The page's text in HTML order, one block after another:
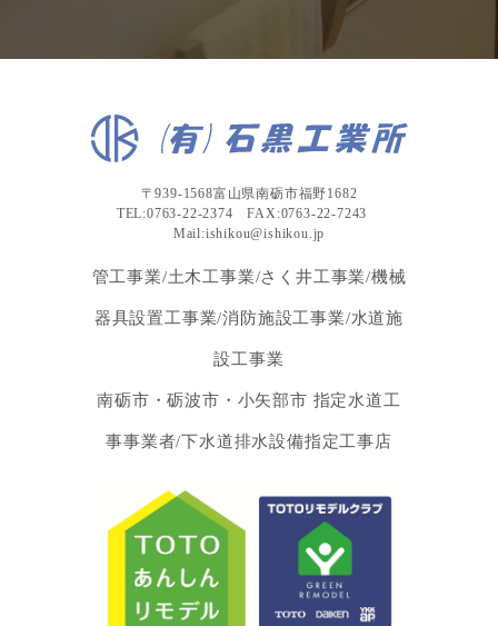
〒939-1568富山県南砺市福野1682
TEL:0763-22-2374 FAX:0763-22-7243
Mail:ishikou@ishikou.jp
管工事業/土木工事業/さく井工事業/機械
器具設置工事業/消防施設工事業/水道施
設工事業
南砺市・砺波市・小矢部市 指定水道工
事事業者/下水道排水設備指定工事店